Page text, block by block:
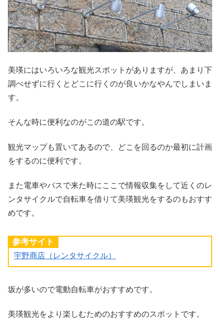
美瑛にはいろいろな観光スポットがありますが、あまり下
調べせずに行くとどこに行くのが良いかなやんでしまいま
す。
そんな時に便利なのがこの道の駅です。
観光マップも置いてあるので、どこを回るのか最初に計画
をするのに便利です。
また電車やバスで来た時にここで情報収集をして近くのレ
ンタサイクルで自転車を借りて美瑛観光をするのもおすす
めです。
参考サイト
宇野商店（レンタサイクル）
坂が多いので電動自転車がおすすめです。
美瑛観光をより楽しむためのおすすめのスポットです。